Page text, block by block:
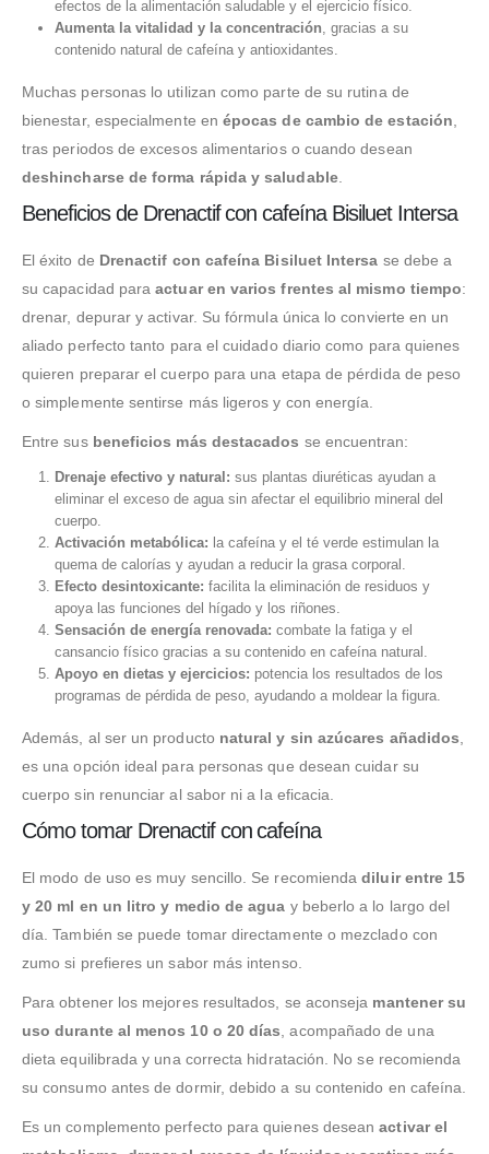
efectos de la alimentación saludable y el ejercicio físico.
Aumenta la vitalidad y la concentración, gracias a su
contenido natural de cafeína y antioxidantes.
Muchas personas lo utilizan como parte de su rutina de
bienestar, especialmente en épocas de cambio de estación
tras periodos de excesos alimentarios o cuando desean
deshincharse de forma rápida y saludable.
Beneficios de Drenactif con cafeína Bisiluet Intersa
El éxito de Drenactif con cafeína Bisiluet Intersa se debe a
su capacidad paraactuar en varios frentes al mismo tiempo:
drenar, depurar y activar. Su fórmula única lo convierte en un
aliado perfecto tanto para el cuidado diario como para quienes
quieren preparar el cuerpo para una etapa de pérdida de peso
o simplemente sentirse más ligeros y con energía.
Entre sus beneficios más destacados se encuentran:
Drenaje efectivo y natural: sus plantas diuréticas ayudan a
eliminar el exceso de agua sin afectar el equilibrio mineral del
cuerpo.
Activación metabólica: la cafeína y el té verde estimulan la
quema de calorías y ayudan a reducir la grasa corporal.
Efecto desintoxicante: facilita la eliminación de residuos y
apoya las funciones del hígado y los riñones.
Sensación de energía renovada: combate la fatiga y el
cansancio físico gracias a su contenido en cafeína natural.
Apoyo en dietas y ejercicios: potencia los resultados de los
programas de pérdida de peso, ayudando a moldear la figura.
Además, al ser un producto natural y sin azúcares añadidos
es una opción ideal para personas que desean cuidar su
cuerpo sin renunciar al sabor ni a la eficacia.
Cómo tomar Drenactif con cafeína
El modo de uso es muy sencillo. Se recomiendadiluir entre 15
y 20 ml en un litro y medio de agua y beberlo a lo largo del
día. También se puede tomar directamente o mezclado con
zumo si prefieres un sabor más intenso.
Para obtener los mejores resultados, se aconseja mantener su
uso durante al menos 10 o 20 días , acompañado de una
dieta equilibrada y una correcta hidratación. No se recomienda
su consumo antes de dormir, debido a su contenido en cafeína.
Es un complemento perfecto para quienes deseanactivar el